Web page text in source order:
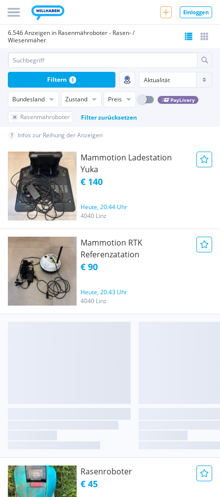
Einloggen
6.546 Anzeigen in Rasenmähroboter - Rasen- /
Wiesenmäher
Bundesland Zustand Preis PayLivery
Rasenmähroboter Filter zurücksetzen
Filtern 1
Infos zur Reihung der Anzeigen
Mammotion Ladestation
Yuka
€ 140
Heute, 20:44 Uhr
4040 Linz
Mammotion RTK
Referenzatation
€ 90
Heute, 20:43 Uhr
4040 Linz
Rasenroboter
€ 45